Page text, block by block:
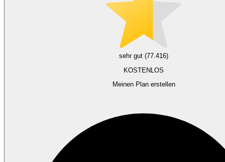
sehr gut (77.416)
KOSTENLOS
Meinen Plan erstellen